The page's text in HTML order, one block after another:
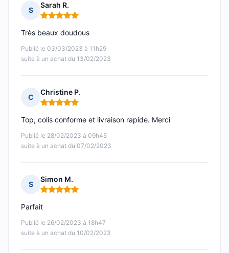
S
Sarah R.
Note : 5 sur 5
Publié le 03/03/2023 à 11h29
suite à un achat du 13/02/2023
Très beaux doudous
C
Christine P.
Note : 5 sur 5
Publié le 28/02/2023 à 09h45
suite à un achat du 07/02/2023
Top, colis conforme et livraison rapide. Merci
S
Simon M.
Note : 5 sur 5
Publié le 26/02/2023 à 18h47
suite à un achat du 10/02/2023
Parfait